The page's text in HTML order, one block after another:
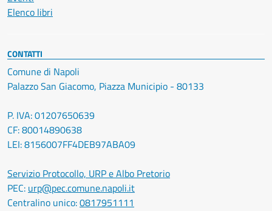
Elenco libri
CONTATTI
Comune di Napoli
Palazzo San Giacomo, Piazza Municipio - 80133
P. IVA: 01207650639
CF: 80014890638
LEI: 8156007FF4DEB97ABA09
Servizio Protocollo, URP e Albo Pretorio
PEC: urp@pec.comune.napoli.it
Centralino unico:0817951111